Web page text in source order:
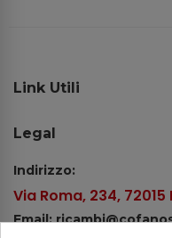
Link Utili
Legal
Indirizzo:
Via Roma, 234, 72015
Email: